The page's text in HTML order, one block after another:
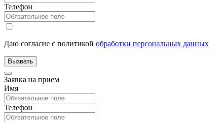
Телефон
Даю согласие с политикой обработки персональных данных
Заявка на прием
Имя
Телефон